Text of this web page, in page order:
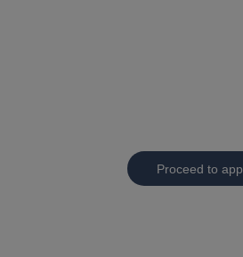
Proceed to app